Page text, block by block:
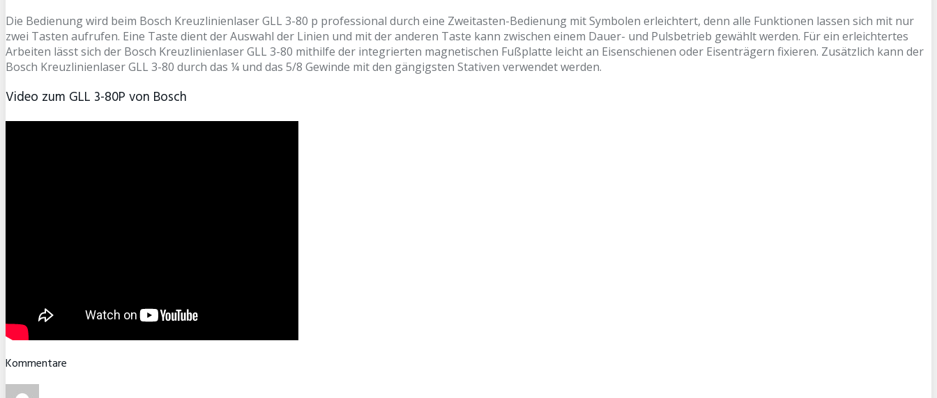
Die Bedienung wird beim Bosch Kreuzlinienlaser GLL 3-80 p professional durch eine Zweitasten-Bedienung mit Symbolen erleichtert, denn alle Funktionen lassen sich mit nur
zwei Tasten aufrufen. Eine Taste dient der Auswahl der Linien und mit der anderen Taste kann zwischen einem Dauer- und Pulsbetrieb gewählt werden. Für ein erleichtertes
Arbeiten lässt sich der Bosch Kreuzlinienlaser GLL 3-80 mithilfe der integrierten magnetischen Fußplatte leicht an Eisenschienen oder Eisenträgern fixieren. Zusätzlich kann der
Bosch Kreuzlinienlaser GLL 3-80 durch das ¼ und das 5/8 Gewinde mit den gängigsten Stativen verwendet werden.
Video zum GLL 3-80P von Bosch
Kommentare